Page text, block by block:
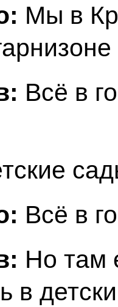
Мы в
Всё в
Всё в
Но там
в